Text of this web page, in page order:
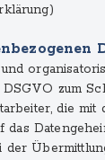
zum
die
das
der